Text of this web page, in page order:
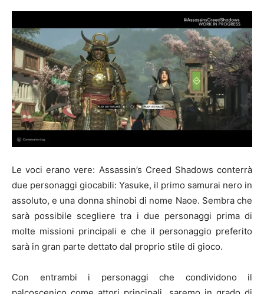
Le voci erano vere: Assassin’s Creed Shadows conterrà
due personaggi giocabili: Yasuke, il primo samurai nero in
assoluto, e una donna shinobi di nome Naoe. Sembra che
sarà possibile scegliere tra i due personaggi prima di
molte missioni principali e che il personaggio preferito
sarà in gran parte dettato dal proprio stile di gioco.
Con entrambi i personaggi che condividono il